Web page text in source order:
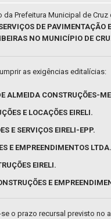
da Prefeitura Municipal de
DE PAVIMENTAÇÃO
NO MUNICÍPIO DE
as exigências editalícias:
ALMEIDA CONSTRUÇÕES-
E LOCAÇÕES EIRELI.
E SERVIÇOS EIRELI-EPP.
E EMPREENDIMENTOS LTDA.
EIRELI.
E
o prazo recursal previsto no